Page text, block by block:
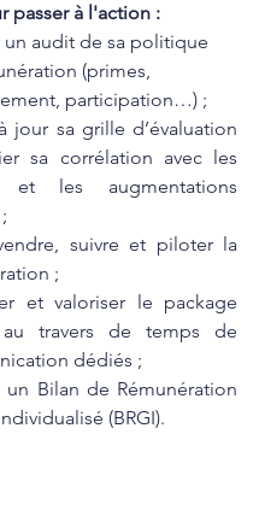
passer à l'action :
un audit de sa politique
(primes,
participation…) ;
jour sa grille d’évaluation
sa corrélation avec les
et les augmentations
suivre et piloter la
;
et valoriser le package
travers de temps de
dédiés ;
un Bilan de Rémunération
(BRGI).